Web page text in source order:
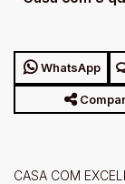
WhatsApp
CASA COM